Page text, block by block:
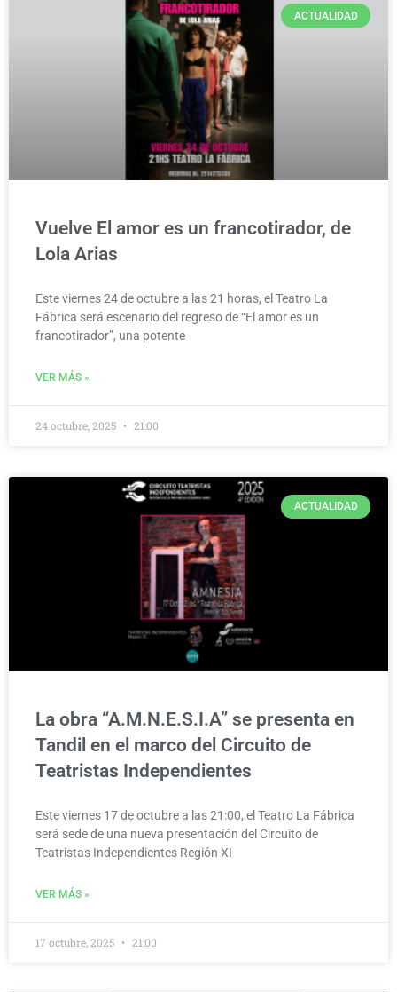
ACTUALIDAD
Vuelve El amor es un francotirador, de
Lola Arias
Este viernes 24 de octubre a las 21 horas, el Teatro La
Fábrica será escenario del regreso de “El amor es un
francotirador”, una potente
VER MÁS »
24 octubre, 2025 21:00
ACTUALIDAD
La obra “A.M.N.E.S.I.A” se presenta en
Tandil en el marco del Circuito de
Teatristas Independientes
Este viernes 17 de octubre a las 21:00, el Teatro La Fábrica
será sede de una nueva presentación del Circuito de
Teatristas Independientes Región XI
VER MÁS »
17 octubre, 2025 21:00